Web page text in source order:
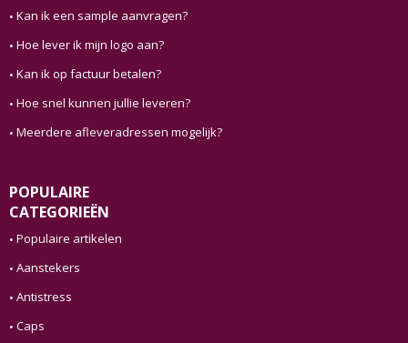
Kan ik een sample aanvragen?
Hoe lever ik mijn logo aan?
Kan ik op factuur betalen?
Hoe snel kunnen jullie leveren?
Meerdere afleveradressen mogelijk?
POPULAIRE
CATEGORIEËN
Populaire artikelen
Aanstekers
Antistress
Caps